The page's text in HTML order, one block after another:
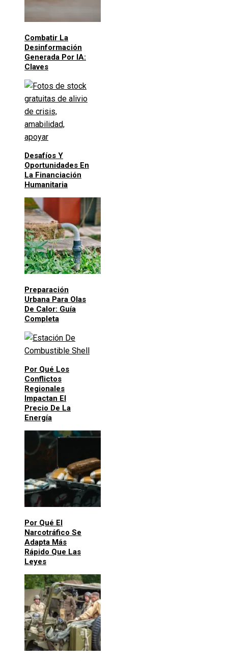
Combatir La
Desinformación
Generada Por IA:
Claves
Desafíos Y
Oportunidades En
La Financiación
Humanitaria
Preparación
Urbana Para Olas
De Calor: Guía
Completa
Por Qué Los
Conflictos
Regionales
Impactan El
Precio De La
Energía
Por Qué El
Narcotráfico Se
Adapta Más
Rápido Que Las
Leyes